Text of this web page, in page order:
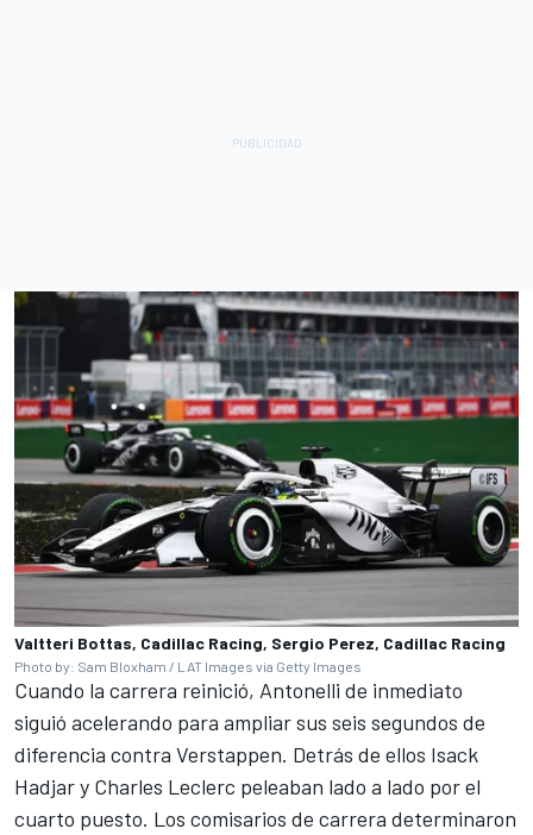
Valtteri Bottas, Cadillac Racing, Sergio Perez, Cadillac Racing
Photo by: Sam Bloxham / LAT Images via Getty Images
Cuando la carrera reinició, Antonelli de inmediato
siguió acelerando para ampliar sus seis segundos de
diferencia contra Verstappen. Detrás de ellos Isack
Hadjar y Charles Leclerc peleaban lado a lado por el
cuarto puesto. Los comisarios de carrera determinaron